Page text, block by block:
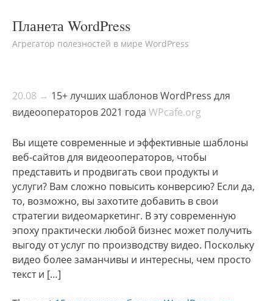
Планета WordPress
Агрегатор полезностей в мире WordPress
20.08 → 15+ лучших шаблонов WordPress для
видеооператоров 2021 года WPcafe.org
Вы ищете современные и эффективные шаблоны
веб-сайтов для видеооператоров, чтобы
представить и продвигать свои продукты и
услуги? Вам сложно повысить конверсию? Если да,
то, возможно, вы захотите добавить в свои
стратегии видеомаркетинг. В эту современную
эпоху практически любой бизнес может получить
выгоду от услуг по производству видео. Поскольку
видео более заманчивы и интересны, чем просто
текст и […]